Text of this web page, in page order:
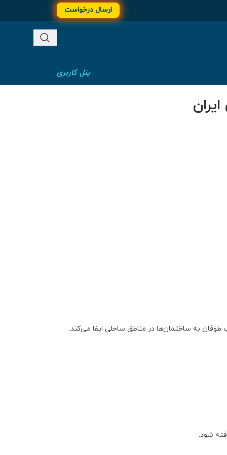
ارسال درخواست
پنل کاربری
به ساختمان‌ها در مناطق ساحلی ایفا می‌کند.
شود.